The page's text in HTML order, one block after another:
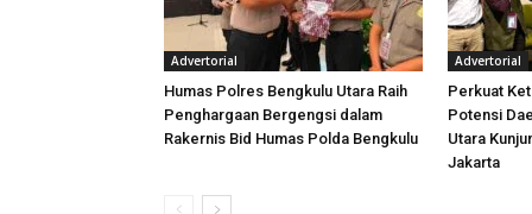
Advertorial
Humas Polres Bengkulu Utara Raih
Penghargaan Bergengsi dalam
Rakernis Bid Humas Polda Bengkulu
Advertorial
Perkuat
Potensi
Utara
Jakarta